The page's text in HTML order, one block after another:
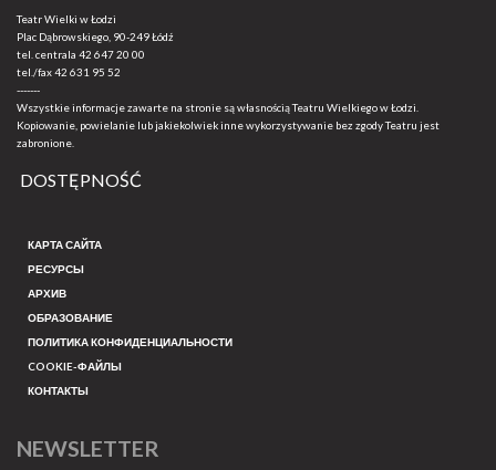
Teatr Wielki w Łodzi
Plac Dąbrowskiego, 90-249 Łódź
tel. centrala 42 647 20 00
tel./fax42 631 95 52
-------
Wszystkie informacje zawarte na stronie są własnością Teatru Wielkiego w Łodzi.
Kopiowanie, powielanie lub jakiekolwiek inne wykorzystywanie bez zgody Teatru jest
zabronione.
DOSTĘPNOŚĆ
КАРТА САЙТА
РЕСУРСЫ
АРХИВ
ОБРАЗОВАНИЕ
ПОЛИТИКА КОНФИДЕНЦИАЛЬНОСТИ
COOKIE-ФАЙЛЫ
КОНТАКТЫ
NEWSLETTER